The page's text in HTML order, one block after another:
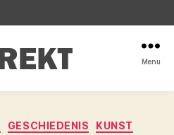
Menu
Categorieën
GESCHIEDENIS
KUNST